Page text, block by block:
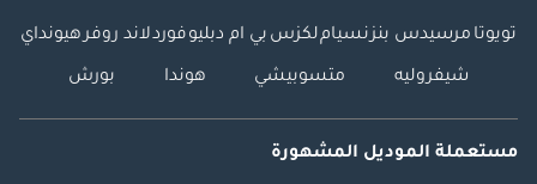
تويوتا مرسيدس بنزنسياملكزس بي ام دبليوفوردلاند روفرهيونداي
شيفروليه متسوبيشي هوندا بورش
مستعملة الموديل المشهورة